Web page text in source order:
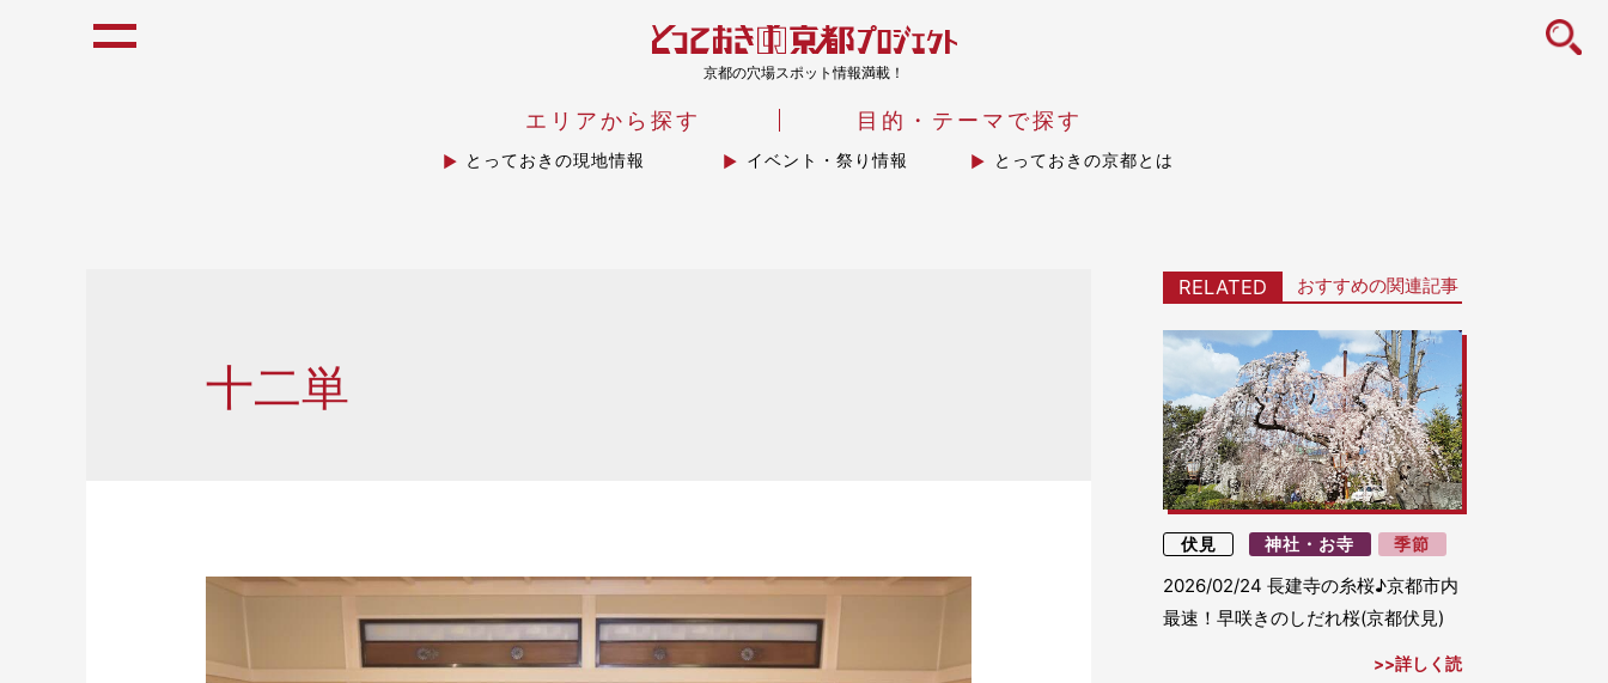
icon
京都の穴場スポット情報満載！
エリアから探す 目的・テーマで探す
とっておきの現地情報 イベント・祭り情報 とっておきの京都とは
十二単
RELATED おすすめの関連記事
伏見 神社・お寺 季節
2026/02/24 長建寺の糸桜♪京都市内
最速！早咲きのしだれ桜(京都伏見)
詳しく読